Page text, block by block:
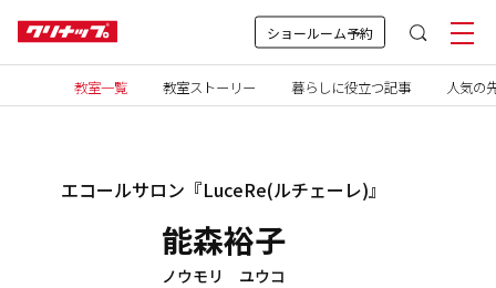
ショールーム予約
教室一覧 教室ストーリー 暮らしに役立つ記事 人気の
エコールサロン『LuceRe(ルチェーレ)』
能森裕子
ノウモリ ユウコ